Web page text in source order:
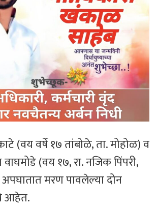
(वय वर्षे १७ तांबोळे, ता. मोहोळ) व
(वय १७, रा. नजिक पिंपरी,
मरण पावलेल्या दोन
आहेत.